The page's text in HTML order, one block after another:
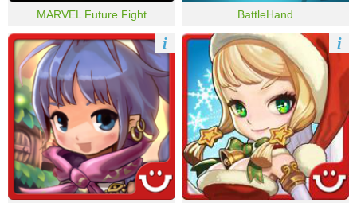
MARVEL Future Fight BattleHand
i i